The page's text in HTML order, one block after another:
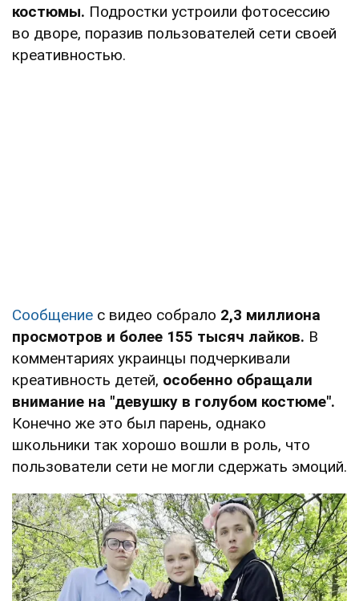
костюмы. Подростки устроили фотосессию
во дворе, поразив пользователей сети своей
креативностью.
Сообщение с видео собрало 2,3 миллиона
просмотров и более 155 тысяч лайков. В
комментариях украинцы подчеркивали
креативность детей, особенно обращали
внимание на "девушку в голубом костюме".
Конечно же это был парень, однако
школьники так хорошо вошли в роль, что
пользователи сети не могли сдержать эмоций.